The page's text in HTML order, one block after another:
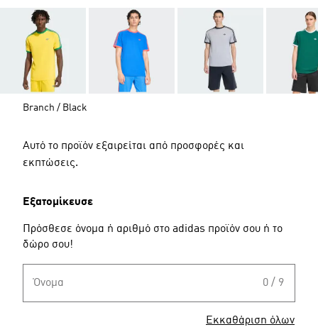
Branch / Black
Αυτό το προϊόν εξαιρείται από προσφορές και
εκπτώσεις.
Εξατομίκευσε
Πρόσθεσε όνομα ή αριθμό στο adidas προϊόν σου ή το
δώρο σου!
Όνομα 0 / 9
Εκκαθάριση όλων